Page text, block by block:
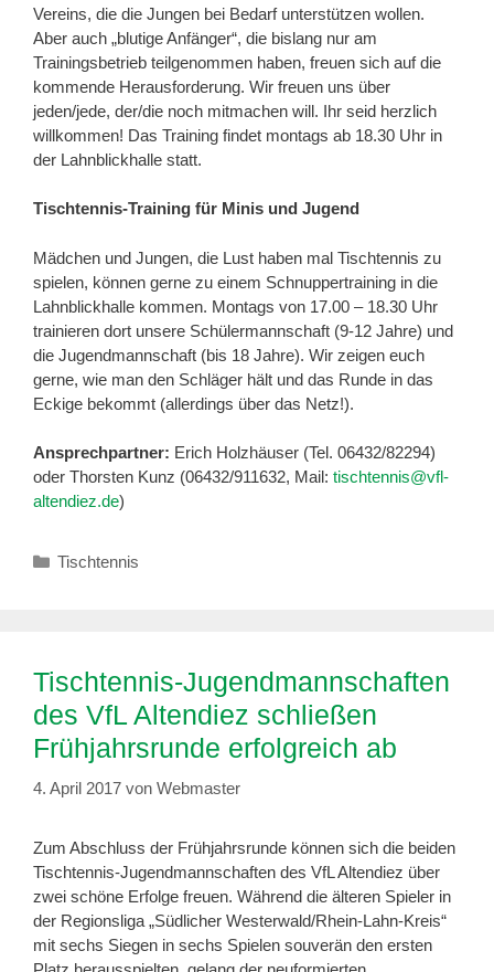
Vereins, die die Jungen bei Bedarf unterstützen wollen.
Aber auch „blutige Anfänger“, die bislang nur am
Trainingsbetrieb teilgenommen haben, freuen sich auf die
kommende Herausforderung. Wir freuen uns über
jeden/jede, der/die noch mitmachen will. Ihr seid herzlich
willkommen! Das Training findet montags ab 18.30 Uhr in
der Lahnblickhalle statt.
Tischtennis-Training für Minis und Jugend
Mädchen und Jungen, die Lust haben mal Tischtennis zu
spielen, können gerne zu einem Schnuppertraining in die
Lahnblickhalle kommen. Montags von 17.00 – 18.30 Uhr
trainieren dort unsere Schülermannschaft (9-12 Jahre) und
die Jugendmannschaft (bis 18 Jahre). Wir zeigen euch
gerne, wie man den Schläger hält und das Runde in das
Eckige bekommt (allerdings über das Netz!).
Ansprechpartner: Erich Holzhäuser (Tel. 06432/82294)
oder Thorsten Kunz (06432/911632, Mail: tischtennis@vfl-
altendiez.de)
Kategorien
Tischtennis
Tischtennis-Jugendmannschaften
des VfL Altendiez schließen
Frühjahrsrunde erfolgreich ab
4. April 2017 von Webmaster
Zum Abschluss der Frühjahrsrunde können sich die beiden
Tischtennis-Jugendmannschaften des VfL Altendiez über
zwei schöne Erfolge freuen. Während die älteren Spieler in
der Regionsliga „Südlicher Westerwald/Rhein-Lahn-Kreis“
mit sechs Siegen in sechs Spielen souverän den ersten